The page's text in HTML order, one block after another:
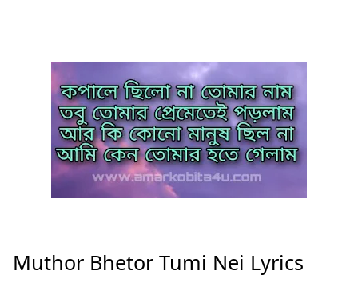
Muthor Bhetor Tumi Nei Lyrics